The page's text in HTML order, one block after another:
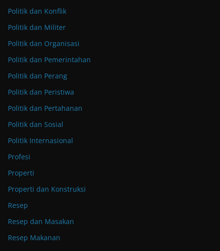
Politik dan Konflik
Politik dan Militer
Politik dan Organisasi
Politik dan Pemerintahan
Politik dan Perang
Politik dan Peristiwa
Politik dan Pertahanan
Politik dan Sosial
Politik Internasional
Profesi
Properti
Properti dan Konstruksi
Resep
Resep dan Masakan
Resep Makanan